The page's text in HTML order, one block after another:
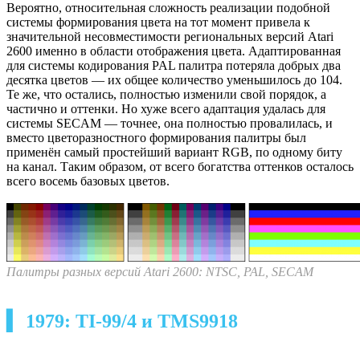
Вероятно, относительная сложность реализации подобной
системы формирования цвета на тот момент привела к
значительной несовместимости региональных версий Atari
2600 именно в области отображения цвета. Адаптированная
для системы кодирования PAL палитра потеряла добрых два
десятка цветов — их общее количество уменьшилось до 104.
Те же, что остались, полностью изменили свой порядок, а
частично и оттенки. Но хуже всего адаптация удалась для
системы SECAM — точнее, она полностью провалилась, и
вместо цветоразностного формирования палитры был
применён самый простейший вариант RGB, по одному биту
на канал. Таким образом, от всего богатства оттенков осталось
всего восемь базовых цветов.
Палитры разных версий Atari 2600: NTSC, PAL, SECAM
▍ 1979: TI-99/4 и TMS9918